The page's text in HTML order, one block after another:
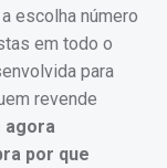
escolha número
em todo o
para
revende
agora
por que